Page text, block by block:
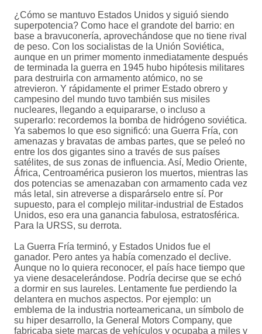
¿Cómo se mantuvo Estados Unidos y siguió siendo
superpotencia? Como hace el grandote del barrio: en
base a bravuconería, aprovechándose que no tiene rival
de peso. Con los socialistas de la Unión Soviética,
aunque en un primer momento inmediatamente después
de terminada la guerra en 1945 hubo hipótesis militares
para destruirla con armamento atómico, no se
atrevieron. Y rápidamente el primer Estado obrero y
campesino del mundo tuvo también sus misiles
nucleares, llegando a equipararse, o incluso a
superarlo: recordemos la bomba de hidrógeno soviética.
Ya sabemos lo que eso significó: una Guerra Fría, con
amenazas y bravatas de ambas partes, que se peleó no
entre los dos gigantes sino a través de sus países
satélites, de sus zonas de influencia. Así, Medio Oriente,
África, Centroamérica pusieron los muertos, mientras las
dos potencias se amenazaban con armamento cada vez
más letal, sin atreverse a disparárselo entre sí. Por
supuesto, para el complejo militar-industrial de Estados
Unidos, eso era una ganancia fabulosa, estratosférica.
Para la URSS, su derrota.
La Guerra Fría terminó, y Estados Unidos fue el
ganador. Pero antes ya había comenzado el declive.
Aunque no lo quiera reconocer, el país hace tiempo que
ya viene desacelerándose. Podría decirse que se echó
a dormir en sus laureles. Lentamente fue perdiendo la
delantera en muchos aspectos. Por ejemplo: un
emblema de la industria norteamericana, un símbolo de
su hiper desarrollo, la General Motors Company, que
fabricaba siete marcas de vehículos y ocupaba a miles y